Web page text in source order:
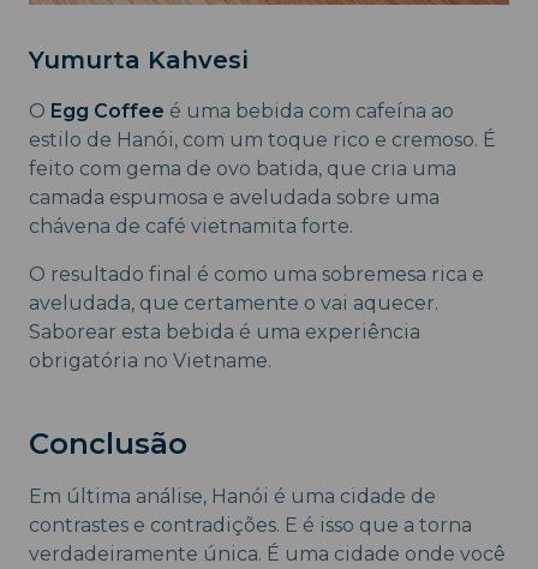
Yumurta Kahvesi
O Egg Coffee é uma bebida com cafeína ao
estilo de Hanói, com um toque rico e cremoso. É
feito com gema de ovo batida, que cria uma
camada espumosa e aveludada sobre uma
chávena de café vietnamita forte.
O resultado final é como uma sobremesa rica e
aveludada, que certamente o vai aquecer.
Saborear esta bebida é uma experiência
obrigatória no Vietname.
Conclusão
Em última análise, Hanói é uma cidade de
contrastes e contradições. E é isso que a torna
verdadeiramente única. É uma cidade onde você